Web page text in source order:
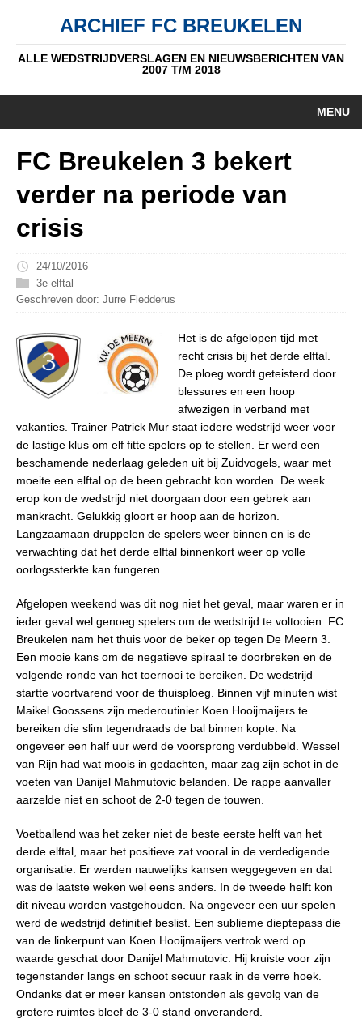
ARCHIEF FC BREUKELEN
ALLE WEDSTRIJDVERSLAGEN EN NIEUWSBERICHTEN VAN
2007 T/M 2018
MENU
ALGEMEEN
DATUM
FC Breukelen 3 bekert
verder na periode van
crisis
24/10/2016
3e-elftal
Geschreven door: Jurre Fledderus
Het is de afgelopen tijd met
recht crisis bij het derde elftal.
De ploeg wordt geteisterd door
blessures en een hoop
afwezigen in verband met
vakanties. Trainer Patrick Mur staat iedere wedstrijd weer voor
de lastige klus om elf fitte spelers op te stellen. Er werd een
beschamende nederlaag geleden uit bij Zuidvogels, waar met
moeite een elftal op de been gebracht kon worden. De week
erop kon de wedstrijd niet doorgaan door een gebrek aan
mankracht. Gelukkig gloort er hoop aan de horizon.
Langzaamaan druppelen de spelers weer binnen en is de
verwachting dat het derde elftal binnenkort weer op volle
oorlogssterkte kan fungeren.
Afgelopen weekend was dit nog niet het geval, maar waren er in
ieder geval wel genoeg spelers om de wedstrijd te voltooien. FC
Breukelen nam het thuis voor de beker op tegen De Meern 3.
Een mooie kans om de negatieve spiraal te doorbreken en de
volgende ronde van het toernooi te bereiken. De wedstrijd
startte voortvarend voor de thuisploeg. Binnen vijf minuten wist
Maikel Goossens zijn mederoutinier Koen Hooijmaijers te
bereiken die slim tegendraads de bal binnen kopte. Na
ongeveer een half uur werd de voorsprong verdubbeld. Wessel
van Rijn had wat moois in gedachten, maar zag zijn schot in de
voeten van Danijel Mahmutovic belanden. De rappe aanvaller
aarzelde niet en schoot de 2-0 tegen de touwen.
Voetballend was het zeker niet de beste eerste helft van het
derde elftal, maar het positieve zat vooral in de verdedigende
organisatie. Er werden nauwelijks kansen weggegeven en dat
was de laatste weken wel eens anders. In de tweede helft kon
dit niveau worden vastgehouden. Na ongeveer een uur spelen
werd de wedstrijd definitief beslist. Een sublieme dieptepass die
van de linkerpunt van Koen Hooijmaijers vertrok werd op
waarde geschat door Danijel Mahmutovic. Hij kruiste voor zijn
tegenstander langs en schoot secuur raak in de verre hoek.
Ondanks dat er meer kansen ontstonden als gevolg van de
grotere ruimtes bleef de 3-0 stand onveranderd.